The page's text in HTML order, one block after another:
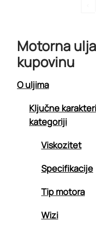
Motorna
kupovinu
O uljima
Ključne
kategoriji
Viskozitet
Specifikacije
Tip motora
Wizi